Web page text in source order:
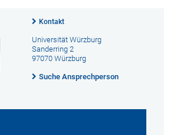
Kontakt
Universität Würzburg
Sanderring 2
97070 Würzburg
Suche Ansprechperson